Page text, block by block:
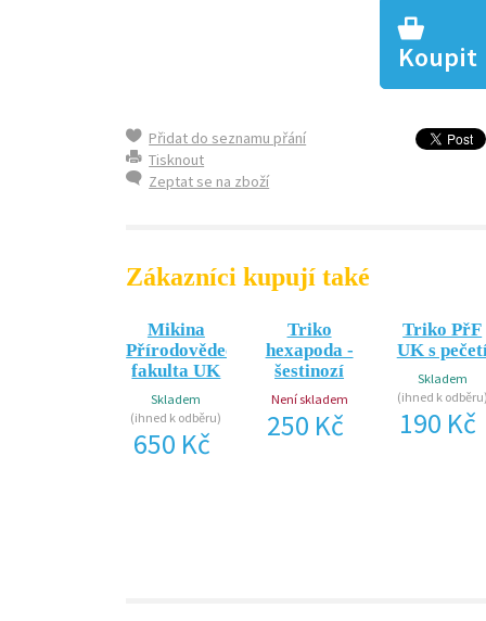
Koupit
Přidat do seznamu přání
Tisknout
Zeptat se na zboží
Zákazníci kupují také
Mikina
Přírodovědecká
fakulta UK
Skladem
(ihned k odběru)
650 Kč
Triko
hexapoda -
šestinozí
Není skladem
250 Kč
Triko PřF
UK s
Skladem
(ihned k
190 Kč